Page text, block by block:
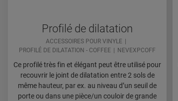
Profilé de dilatation
ACCESSOIRES POUR VINYLE
PROFILÉ DE DILATATION - COFFEE
NEVEXPCOFF
Ce profilé très fin et élégant peut être utilisé pour
recouvrir le joint de dilatation entre 2 sols de
même hauteur, par ex. au niveau d’un seuil de
porte ou dans une pièce/un couloir de grande